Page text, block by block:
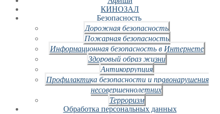
КИНОЗАЛ
Безопасность
Дорожная безопасность
Пожарная безопасность
Информационная безопасность в Интернете
Здоровый образ жизни
Антикоррупция
Профилактика безопасности и правонарушения
несовершеннолетних
Терроризм
Обработка персональных данных